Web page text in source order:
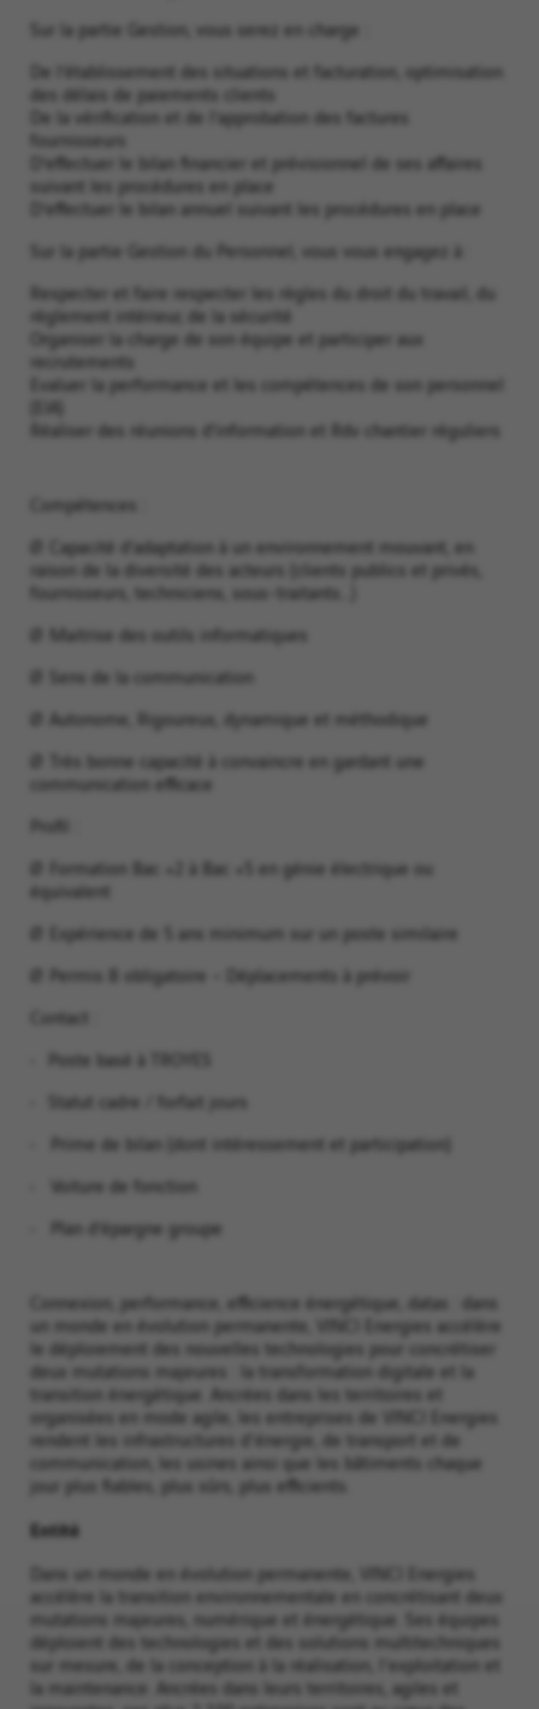
Sur la partie Gestion, vous serez en charge :
De l’établissement des situations et facturation, optimisation
des délais de paiements clients
De la vérification et de l’approbation des factures
fournisseurs
D’effectuer le bilan financier et prévisionnel de ses affaires
suivant les procédures en place
D’effectuer le bilan annuel suivant les procédures en place
Sur la partie Gestion du Personnel, vous vous engagez à :
Respecter et faire respecter les règles du droit du travail, du
règlement intérieur, de la sécurité
Organiser la charge de son équipe et participer aux
recrutements
Evaluer la performance et les compétences de son personnel
(EIA)
Réaliser des réunions d’information et Rdv chantier réguliers
Compétences :
Ø Capacité d’adaptation à un environnement mouvant, en
raison de la diversité des acteurs (clients publics et privés,
fournisseurs, techniciens, sous-traitants…)
Ø Maitrise des outils informatiques
Ø Sens de la communication
Ø Autonome, Rigoureux, dynamique et méthodique
Ø Très bonne capacité à convaincre en gardant une
communication efficace
Profil :
Ø Formation Bac +2 à Bac +5 en génie électrique ou
équivalent
Ø Expérience de 5 ans minimum sur un poste similaire
Ø Permis B obligatoire – Déplacements à prévoir
Contact :
• Poste basé à TROYES
• Statut cadre / forfait jours
• Prime de bilan (dont intéressement et participation)
• Voiture de fonction
• Plan d’épargne groupe
Connexion, performance, efficience énergétique, datas : dans
un monde en évolution permanente, VINCI Energies accélère
le déploiement des nouvelles technologies pour concrétiser
deux mutations majeures : la transformation digitale et la
transition énergétique. Ancrées dans les territoires et
organisées en mode agile, les entreprises de VINCI Energies
rendent les infrastructures d'énergie, de transport et de
communication, les usines ainsi que les bâtiments chaque
jour plus fiables, plus sûrs, plus efficients.
Entité
Dans un monde en évolution permanente, VINCI Energies
accélère la transition environnementale en concrétisant deux
mutations majeures, numérique et énergétique. Ses équipes
déploient des technologies et des solutions multitechniques
sur mesure, de la conception à la réalisation, l'exploitation et
la maintenance. Ancrées dans leurs territoires, agiles et